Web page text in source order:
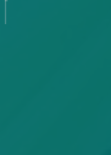
Annette's Magic